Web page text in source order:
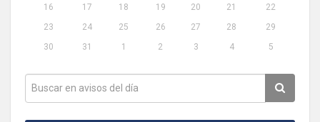
16
17 18 19 20 21
22
23
24 25 26 27 28
29
30
31 1 2 3 4 5